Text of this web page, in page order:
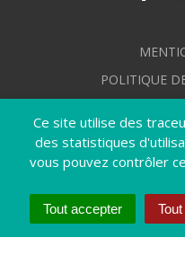
Ce site utilise des
des statistiques
vous pouvez contrôler
Tout accepter
POLITIQUE